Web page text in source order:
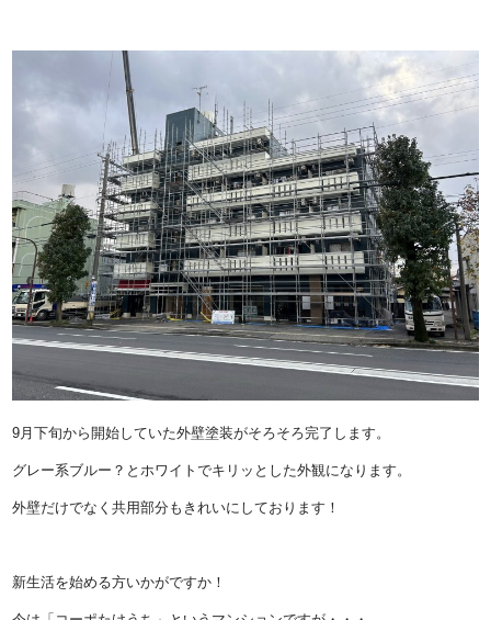
9月下旬から開始していた外壁塗装がそろそろ完了します。
グレー系ブルー？とホワイトでキリッとした外観になります。
外壁だけでなく共用部分もきれいにしております！
新生活を始める方いかがですか！